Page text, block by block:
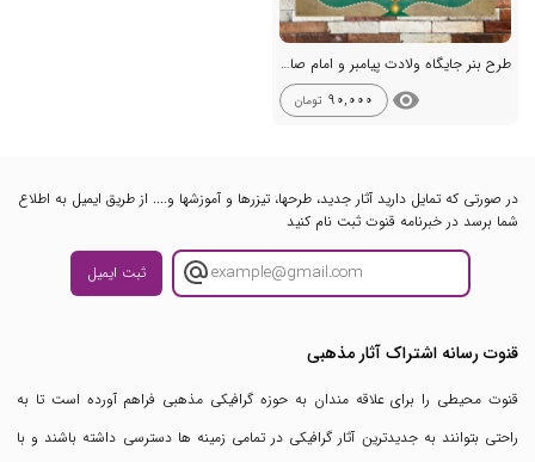
طرح بنر جایگاه ولادت پیامبر و امام صادق (ع)
visibility
90,000 تومان
در صورتی که تمایل دارید آثار جدید، طرحها، تیزرها و آموزشها و.... از طریق ایمیل به اطلاع
شما برسد در خبرنامه قنوت ثبت نام کنید
ثبت ایمیل
قنوت رسانه اشتراک آثار مذهبی
قنوت محیطی را برای علاقه مندان به حوزه گرافیکی مذهبی فراهم آورده است تا به
راحتی بتوانند به جدیدترین آثار گرافیکی در تمامی زمینه ها دسترسی داشته باشند و با